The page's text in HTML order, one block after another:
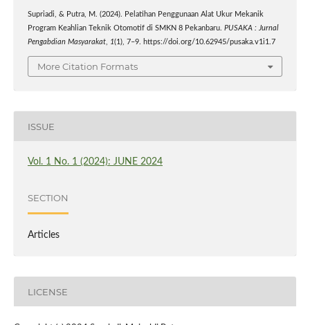
Supriadi, & Putra, M. (2024). Pelatihan Penggunaan Alat Ukur Mekanik
Program Keahlian Teknik Otomotif di SMKN 8 Pekanbaru. PUSAKA : Jurnal
Pengabdian Masyarakat, 1(1), 7–9. https://doi.org/10.62945/pusaka.v1i1.7
More Citation Formats
ISSUE
Vol. 1 No. 1 (2024): JUNE 2024
SECTION
Articles
LICENSE